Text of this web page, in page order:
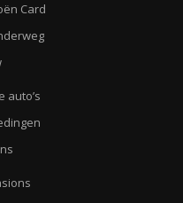
Card
auto’s